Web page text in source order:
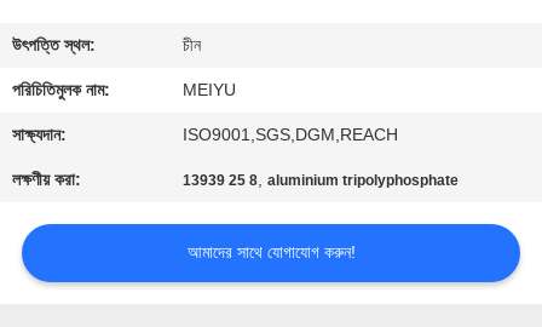
গুণমান
নিয়ন্ত্রণ
আমাদের
সাথে
যোগাযোগ
উৎপত্তি স্থল: চীন
পরিচিতিমুলক নাম: MEIYU
সাক্ষ্যদান: ISO9001,SGS,DGM,REACH
লক্ষণীয় করা: 13939 25 8,aluminium tripolyphosphate
আমাদের সাথে যোগাযোগ করুন!